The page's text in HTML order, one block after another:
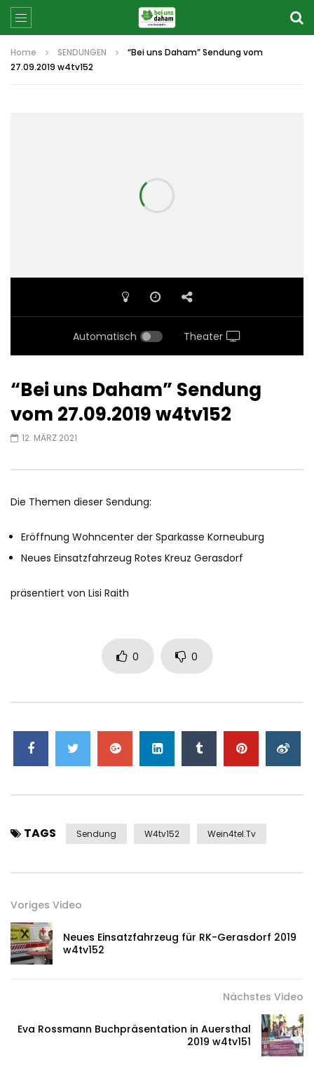
Home SENDUNGEN
“Bei uns Daham” Sendung vom
27.09.2019 w4tv152
Automatisch Theater
“Bei uns Daham” Sendung
vom 27.09.2019 w4tv152
12. MÄRZ 2021
Die Themen dieser Sendung:
Eröffnung Wohncenter der Sparkasse Korneuburg
Neues Einsatzfahrzeug Rotes Kreuz Gerasdorf
präsentiert von Lisi Raith
0 0
TAGS Sendung W4tv152 Wein4tel.tv
Voriges Video
Neues Einsatzfahrzeug für RK-Gerasdorf 2019
w4tv152
Nächstes Video
Eva Rossmann Buchpräsentation in Auersthal
2019 w4tv151